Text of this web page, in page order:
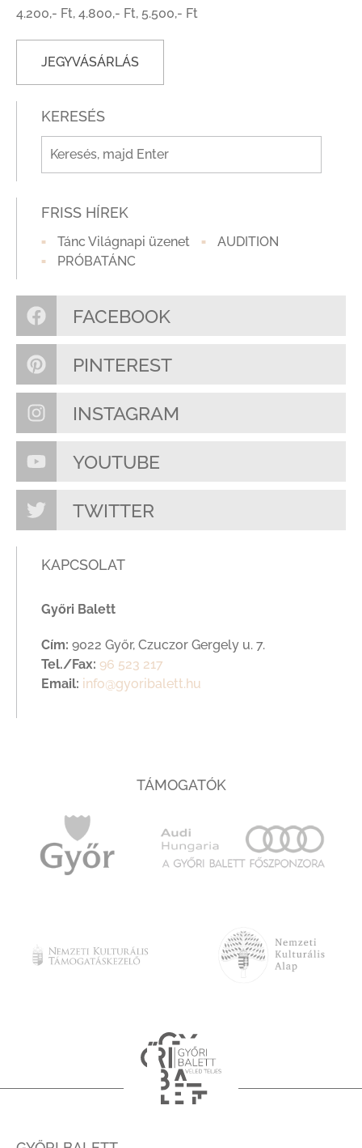
4.200,- Ft, 4.800,- Ft, 5.500,- Ft
JEGYVÁSÁRLÁS
KERESÉS
FRISS HÍREK
Tánc Világnapi üzenet
AUDITION
PRÓBATÁNC
FACEBOOK
PINTEREST
INSTAGRAM
YOUTUBE
TWITTER
KAPCSOLAT
Győri Balett
Cím: 9022 Győr, Czuczor Gergely u. 7.
Tel./Fax: 96 523 217
Email: info@gyoribalett.hu
TÁMOGATÓK